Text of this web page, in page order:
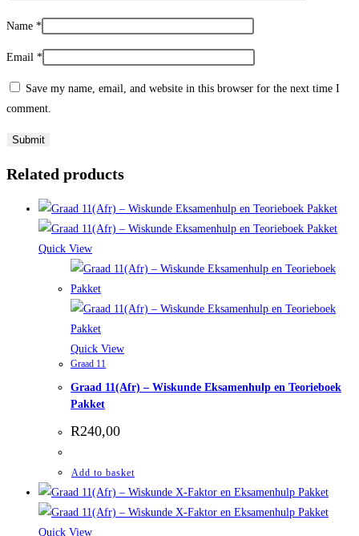
Name *
Email *
Save my name, email, and website in this browser for the next time I
comment.
Related products
Quick View
Quick View
Graad 11
Graad 11(Afr) – Wiskunde Eksamenhulp en Teorieboek
Pakket
R240,00
Add to basket
Quick View